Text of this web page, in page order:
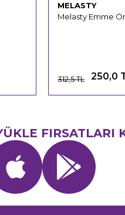
MELASTY
Melasty Emme
250,0
312,5 TL
FIRSATLARI